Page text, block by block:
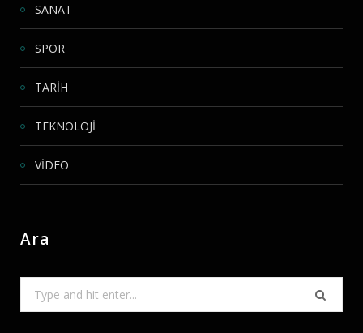
SANAT
SPOR
TARİH
TEKNOLOJİ
VİDEO
Ara
for: